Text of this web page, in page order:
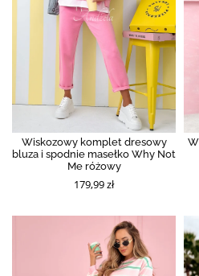
Wiskozowy komplet dresowy
bluza i spodnie masełko Why Not
Me różowy
179,99 zł